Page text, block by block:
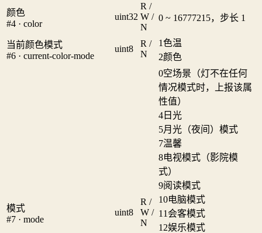
颜色
#4 · color
uint32
R /
W /
N
0 ~ 16777215，步长 1
当前颜色模式
#6 · current-color-mode
uint8
R /
N
1色温
2颜色
模式
#7 · mode
uint8
R /
W /
N
0空场景（灯不在任何
情况模式时，上报该属
性值）
4 日光
5月光（夜间）模式
7温馨
8电视模式（影院模
式）
9阅读模式
10电脑模式
11 会客模式
12娱乐模式